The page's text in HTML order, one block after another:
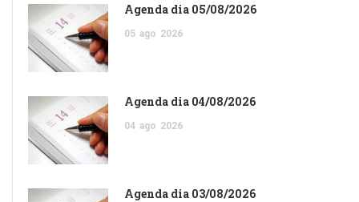
Agenda dia 05/08/2026
05 ago 2026
Agenda dia 04/08/2026
04 ago 2026
Agenda dia 03/08/2026